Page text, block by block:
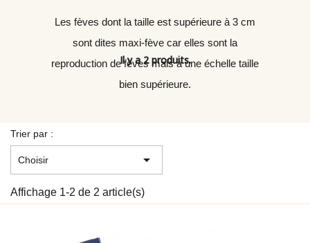
Les fèves dont la taille est supérieure à 3 cm
sont dites maxi-fève car elles sont la
reproduction de fèves mais à une échelle taille
bien supérieure.
Il y a 2 produits.
Trier par :
Choisir 
Affichage 1-2 de 2 article(s)